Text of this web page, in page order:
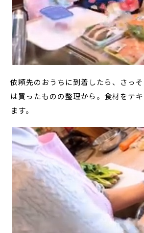
依頼先のおうちに到着したら、さっ
は買ったものの整理から。食材をテ
ます。